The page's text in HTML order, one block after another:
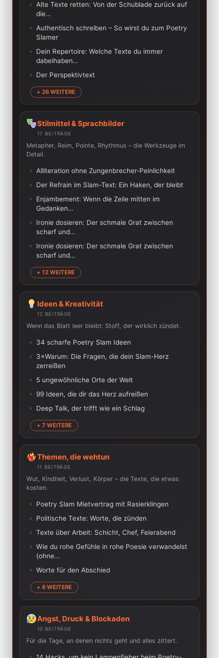
›
Alte Texte retten: Von der Schublade zurück auf
die…
›
Authentisch schreiben – So wirst du zum Poetry
Slamer
›
Dein Repertoire: Welche Texte du immer
dabeihaben…
› Der Perspektivtext
+ 26 WEITERE
Stilmittel & Sprachbilder
17 BEITRÄGE
Metapher, Reim, Pointe, Rhythmus – die Werkzeuge im
Detail.
› Alliteration ohne Zungenbrecher-Peinlichkeit
› Der Refrain im Slam-Text: Ein Haken, der bleibt
›
Enjambement: Wenn die Zeile mitten im
Gedanken…
›
Ironie dosieren: Der schmale Grat zwischen
scharf und…
›
Ironie dosieren: Der schmale Grat zwischen
scharf und…
+ 12 WEITERE
Ideen & Kreativität
12 BEITRÄGE
Wenn das Blatt leer bleibt: Stoff, der wirklich zündet.
› 34 scharfe Poetry Slam Ideen
›
3×Warum: Die Fragen, die dein Slam-Herz
zerreißen
› 5 ungewöhnliche Orte der Welt
› 99 Ideen, die dir das Herz aufreißen
› Deep Talk, der trifft wie ein Schlag
+ 7 WEITERE
Themen, die wehtun
11 BEITRÄGE
Wut, Kindheit, Verlust, Körper – die Texte, die etwas
kosten.
› Poetry Slam Mietvertrag mit Rasierklingen
› Politische Texte: Worte, die zünden
› Texte über Arbeit: Schicht, Chef, Feierabend
› Wie du rohe Gefühle in rohe Poesie verwandelst
(ohne…
› Worte für den Abschied
+ 6 WEITERE
Angst, Druck & Blockaden
10 BEITRÄGE
Für die Tage, an denen nichts geht und alles zittert.